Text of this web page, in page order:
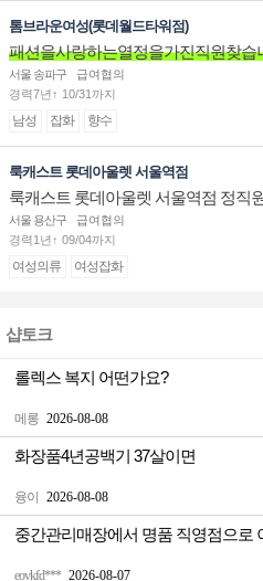
톰브라운여성(롯데월드타워점)
패션을사랑하는열정을가진직원찾습
서울 송파구
급여협의
경력7년↑ 10/31까지
남성 잡화 향수
룩캐스트 롯데아울렛 서울역점
룩캐스트 롯데아울렛 서울역점 정직
서울 용산구
급여협의
경력1년↑ 09/04까지
여성의류 여성잡화
샵토크
메롱 2026-08-08
롤렉스 복지 어떤가요?
융이 2026-08-08
화장품4년공백기 37살이면
eovkfd*** 2026-08-07
중간관리매장에서 명품 직영점으로